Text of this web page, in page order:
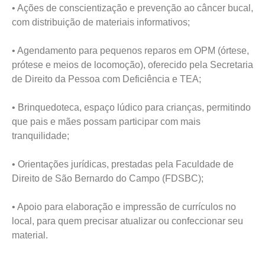
• Ações de conscientização e prevenção ao câncer bucal,
com distribuição de materiais informativos;
• Agendamento para pequenos reparos em OPM (órtese,
prótese e meios de locomoção), oferecido pela Secretaria
de Direito da Pessoa com Deficiência e TEA;
• Brinquedoteca, espaço lúdico para crianças, permitindo
que pais e mães possam participar com mais
tranquilidade;
• Orientações jurídicas, prestadas pela Faculdade de
Direito de São Bernardo do Campo (FDSBC);
• Apoio para elaboração e impressão de currículos no
local, para quem precisar atualizar ou confeccionar seu
material.